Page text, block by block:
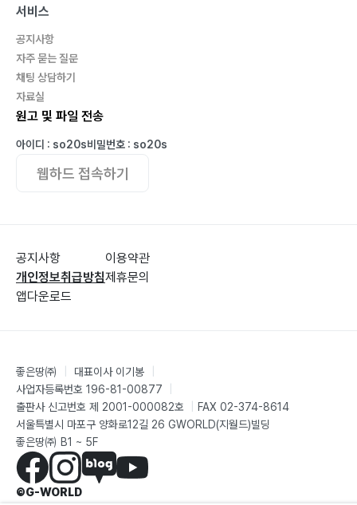
서비스
공지사항
자주 묻는 질문
채팅 상담하기
자료실
원고 및 파일 전송
아이디 : so20s비밀번호 : so20s
웹하드 접속하기
공지사항
개인정보취급방침
앱다운로드
이용약관
제휴문의
좋은땅㈜ 대표이사 이기봉
사업자등록번호 196-81-00877
출판사 신고번호 제 2001-000082호
FAX 02-374-8614
서울특별시 마포구 양화로12길 26 GWORLD(지월드)빌딩
좋은땅㈜ B1 ~ 5F
©G-WORLD